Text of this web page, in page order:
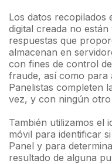
Los datos recopilados
digital creada no
respuestas que
almacenan en
con fines de control
fraude, así como para
Panelistas completen
vez, y con ningún
También utilizamos el
móvil para identificar
Panel y para
resultado de alguna